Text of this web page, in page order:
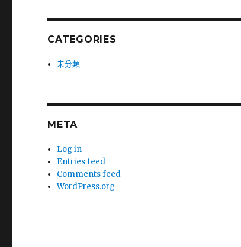
CATEGORIES
未分類
META
Log in
Entries feed
Comments feed
WordPress.org